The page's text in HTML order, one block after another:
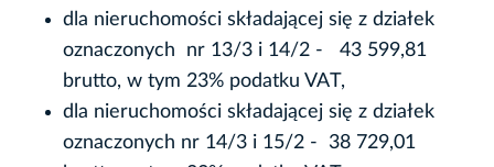
dla nieruchomości składającej się z działek
oznaczonych nr 13/3 i 14/2 - 43 599,81
brutto, w tym 23% podatku VAT,
dla nieruchomości składającej się z działek
oznaczonych nr 14/3 i 15/2 - 38 729,01